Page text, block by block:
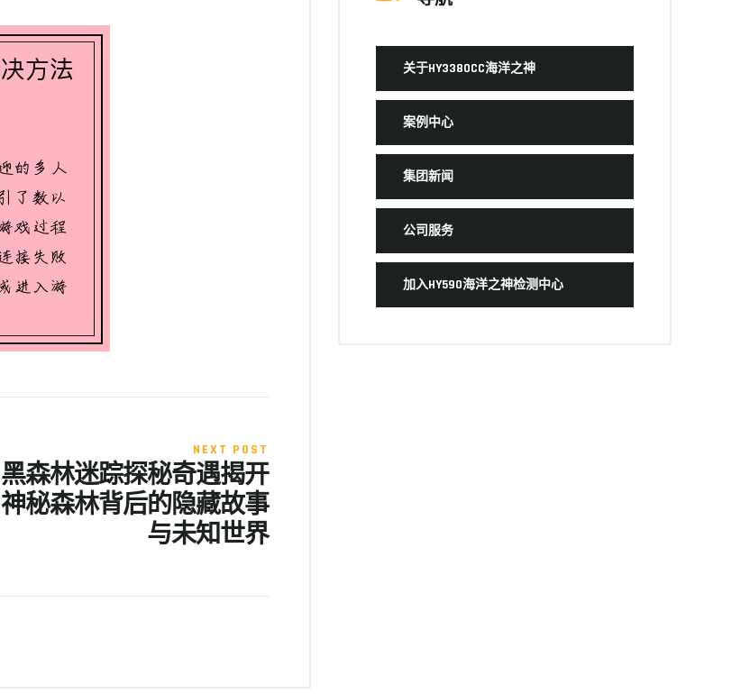
NEXT POST
黑森林迷踪探秘奇遇揭开
神秘森林背后的隐藏故事
与未知世界
关于HY3380CC海洋之神
案例中心
集团新闻
公司服务
加入HY590海洋之神检测中心